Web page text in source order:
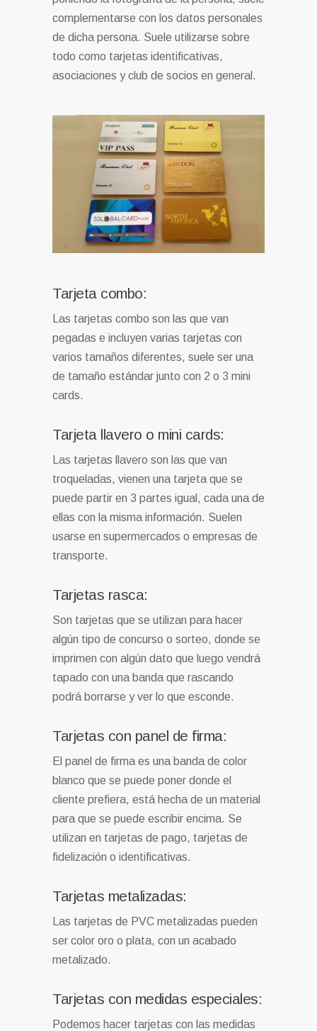
complementarse con los datos personales
de dicha persona. Suele utilizarse sobre
todo como tarjetas identificativas,
asociaciones y club de socios en general.
Tarjeta combo:
Las tarjetas combo son las que van
pegadas e incluyen varias tarjetas con
varios tamaños diferentes, suele ser una
de tamaño estándar junto con 2 o 3 mini
cards.
Tarjeta llavero o mini cards:
Las tarjetas llavero son las que van
troqueladas, vienen una tarjeta que se
puede partir en 3 partes igual, cada una de
ellas con la misma información. Suelen
usarse en supermercados o empresas de
transporte.
Tarjetas rasca:
Son tarjetas que se utilizan para hacer
algún tipo de concurso o sorteo, donde se
imprimen con algún dato que luego vendrá
tapado con una banda que rascando
podrá borrarse y ver lo que esconde.
Tarjetas con panel de firma:
El panel de firma es una banda de color
blanco que se puede poner donde el
cliente prefiera, está hecha de un material
para que se puede escribir encima. Se
utilizan en tarjetas de pago, tarjetas de
fidelización o identificativas.
Tarjetas metalizadas:
Las tarjetas de PVC metalizadas pueden
ser color oro o plata, con un acabado
metalizado.
Tarjetas con medidas especiales:
Podemos hacer tarjetas con las medidas